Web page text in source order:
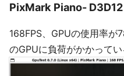
PixMark Piano- D3D12
168FPS、GPUの使用率が
のGPUに負荷がかかってい